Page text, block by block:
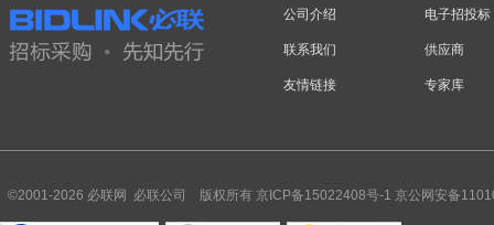
公司介绍
联系我们
友情链接
电子招投标
供应商
专家库
©2001-2026 必联网 必联公司 版权所有 京ICP备15022408号-1 京公网安备